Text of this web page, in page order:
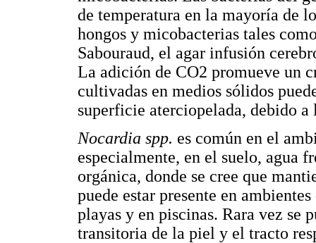
de temperatura en la mayoría de
hongos y micobacterias tales
Sabouraud, el agar infusión
La adición de CO2 promueve un
cultivadas en medios sólidos
superficie aterciopelada, debido
Nocardia spp. es común en el
especialmente, en el suelo, agua
orgánica, donde se cree que
puede estar presente en
playas y en piscinas. Rara vez se
transitoria de la piel y el tracto